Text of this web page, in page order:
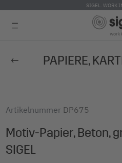
zum
SIGEL. WORK
PAPIERE,
Artikelnummer DP675
Motiv-Papier, Beton,
SIGEL